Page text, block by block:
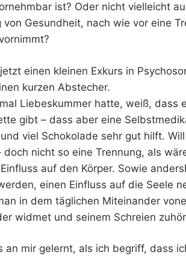
ist? Oder nicht vielleicht
von Gesundheit, nach wie vor eine
einen kleinen Exkurs in
kurzen Abstecher.
Liebeskummer hatte, weiß, dass
gibt – dass aber eine
viel Schokolade sehr gut hilft.
doch nicht so eine Trennung, als
auf den Körper. Sowie
einen Einfluss auf die Seele
in dem täglichen Miteinander
widmet und seinem Schreien
an mir gelernt, als ich begriff, dass